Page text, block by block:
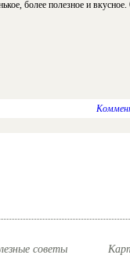
более полезное и
советы